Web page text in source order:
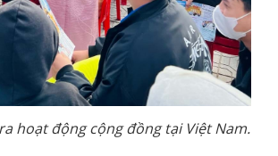
hoạt động cộng đồng tại Việt Nam.